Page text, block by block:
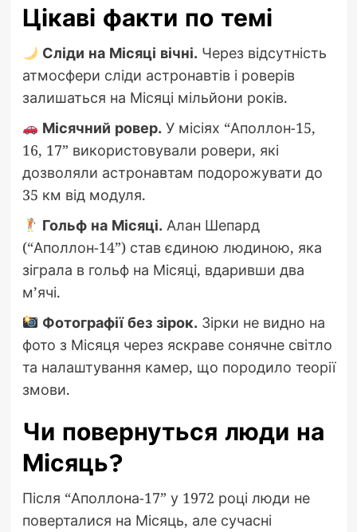
Цікаві факти по темі
Сліди на Місяці вічні. Через відсутність
атмосфери сліди астронавтів і роверів
залишаться на Місяці мільйони років.
Місячний ровер. У місіях “Аполлон-15,
16, 17” використовували ровери, які
дозволяли астронавтам подорожувати до
35 км від модуля.
Гольф на Місяці. Алан Шепард
(“Аполлон-14”) став єдиною людиною, яка
зіграла в гольф на Місяці, вдаривши два
м’ячі.
Фотографії без зірок. Зірки не видно на
фото з Місяця через яскраве сонячне світло
та налаштування камер, що породило теорії
змови.
Чи повернуться люди на
Місяць?
Після “Аполлона-17” у 1972 році люди не
поверталися на Місяць, але сучасні